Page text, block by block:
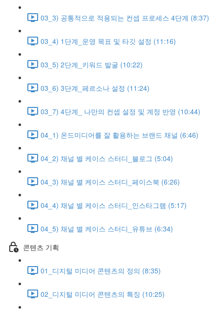
03_3) 공통적으로 적용되는 컨셉 프로세스 4단계 (8:37)
03_4) 1단계_운영 목표 및 타깃 설정 (11:16)
03_5) 2단계_키워드 발굴 (10:22)
03_6) 3단계_페르소나 설정 (11:24)
03_7) 4단계_ 나만의 컨셉 설정 및 계정 반영 (10:44)
04_1) 온드미디어를 잘 활용하는 브랜드 채널 (6:46)
04_2) 채널 별 케이스 스터디_블로그 (5:04)
04_3) 채널 별 케이스 스터디_페이스북 (6:26)
04_4) 채널 별 케이스 스터디_인스타그램 (5:17)
04_5) 채널 별 케이스 스터디_유튜브 (6:34)
콘텐츠 기획
01_디지털 미디어 콘텐츠의 정의 (8:35)
02_디지털 미디어 콘텐츠의 특징 (10:25)